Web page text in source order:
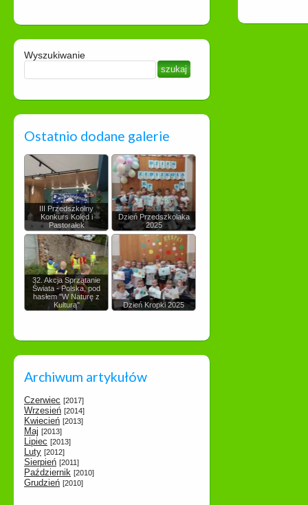
Wyszukiwanie
Ostatnio dodane galerie
III Przedszkolny
Konkurs Kolęd i
Pastorałek
Dzień Przedszkolaka
2025
32. Akcja Sprzątanie
Świata - Polska, pod
hasłem "W Naturę z
Kulturą"
Dzień Kropki 2025
Archiwum artykułów
Czerwiec [2017]
Wrzesień [2014]
Kwiecień [2013]
Maj [2013]
Lipiec [2013]
Luty [2012]
Sierpień [2011]
Październik [2010]
Grudzień [2010]